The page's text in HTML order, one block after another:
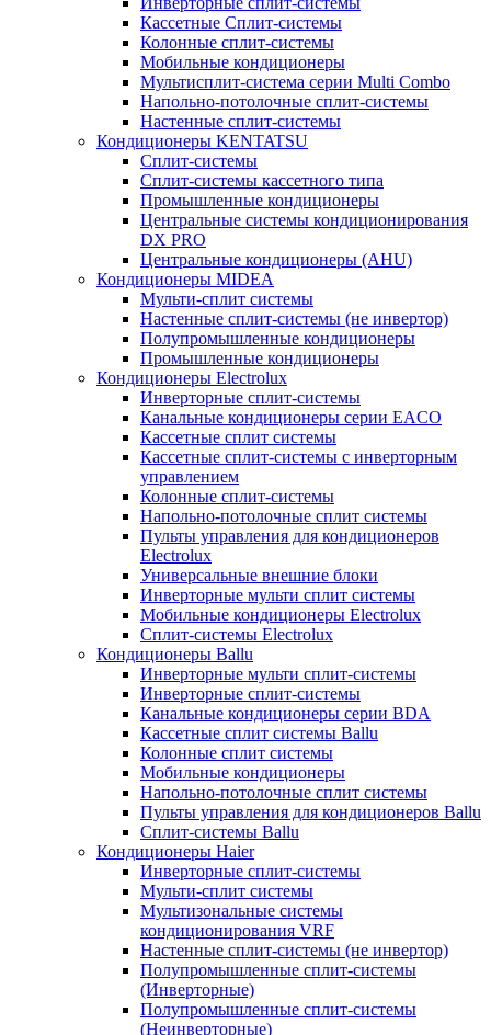
Кассетные Сплит-системы
Колонные сплит-системы
Мобильные кондиционеры
Мультисплит-система серии Multi Combo
Напольно-потолочные сплит-системы
Настенные сплит-системы
Кондиционеры KENTATSU
Сплит-системы
Сплит-системы кассетного типа
Промышленные кондиционеры
Центральные системы кондиционирования
DX PRO
Центральные кондиционеры (AHU)
Кондиционеры MIDEA
Мульти-сплит системы
Настенные сплит-системы (не инвертор)
Полупромышленные кондиционеры
Промышленные кондиционеры
Кондиционеры Electrolux
Инверторные сплит-системы
Канальные кондиционеры серии EACO
Кассетные сплит системы
Кассетные сплит-системы с инверторным
управлением
Колонные сплит-системы
Напольно-потолочные сплит системы
Пульты управления для кондиционеров
Electrolux
Универсальные внешние блоки
Инверторные мульти сплит системы
Мобильные кондиционеры Electrolux
Сплит-системы Electrolux
Кондиционеры Ballu
Инверторные мульти сплит-системы
Инверторные сплит-системы
Канальные кондиционеры серии BDA
Кассетные сплит системы Ballu
Колонные сплит системы
Мобильные кондиционеры
Напольно-потолочные сплит системы
Пульты управления для кондиционеров Ballu
Сплит-системы Ballu
Кондиционеры Haier
Инверторные сплит-системы
Мульти-сплит системы
Мультизональные системы
кондиционирования VRF
Настенные сплит-системы (не инвертор)
Полупромышленные сплит-системы
(Инверторные)
Полупромышленные сплит-системы
(Неинверторные)